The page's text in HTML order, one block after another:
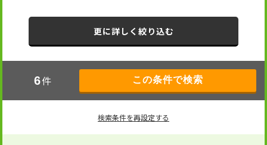
更に詳しく絞り込む
6件
検索条件を再設定する